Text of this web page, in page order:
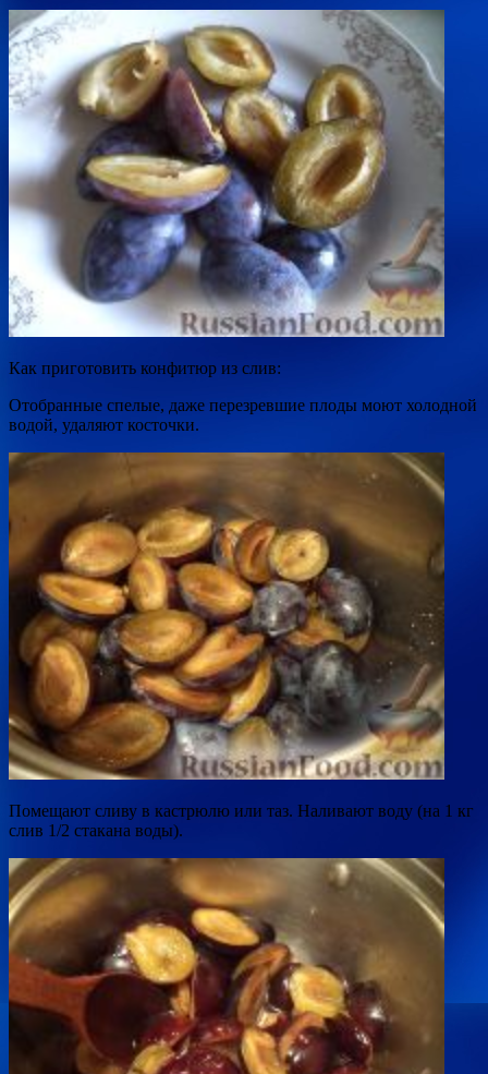
Как приготовить конфитюр из слив:
Отобранные спелые, даже перезревшие плоды моют холод­ной
водой, удаляют косточки.
Помещают сливу в кастрюлю или таз. Наливают воду (на 1 кг
слив 1/2 стакана воды).